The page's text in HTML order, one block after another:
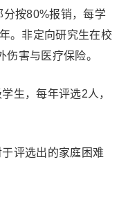
按80%报销，每学
。非定向研究生在校
害与医疗保险。
生，每年评选2人，
评选出的家庭困难